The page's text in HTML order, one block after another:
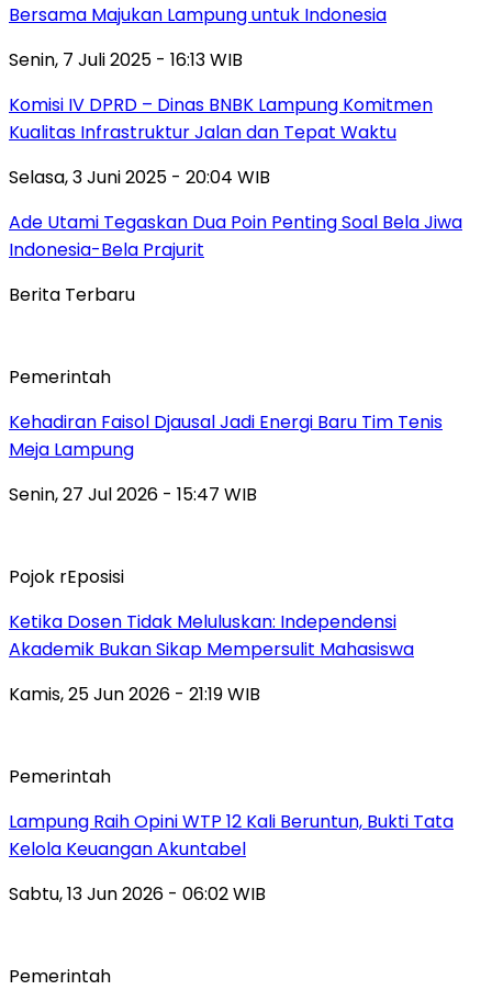
Bersama Majukan Lampung untuk Indonesia
Senin, 7 Juli 2025 - 16:13 WIB
Komisi IV DPRD – Dinas BNBK Lampung Komitmen
Kualitas Infrastruktur Jalan dan Tepat Waktu
Selasa, 3 Juni 2025 - 20:04 WIB
Ade Utami Tegaskan Dua Poin Penting Soal Bela Jiwa
Indonesia-Bela Prajurit
Berita Terbaru
Pemerintah
Kehadiran Faisol Djausal Jadi Energi Baru Tim Tenis
Meja Lampung
Senin, 27 Jul 2026 - 15:47 WIB
Pojok rEposisi
Ketika Dosen Tidak Meluluskan: Independensi
Akademik Bukan Sikap Mempersulit Mahasiswa
Kamis, 25 Jun 2026 - 21:19 WIB
Pemerintah
Lampung Raih Opini WTP 12 Kali Beruntun, Bukti Tata
Kelola Keuangan Akuntabel
Sabtu, 13 Jun 2026 - 06:02 WIB
Pemerintah